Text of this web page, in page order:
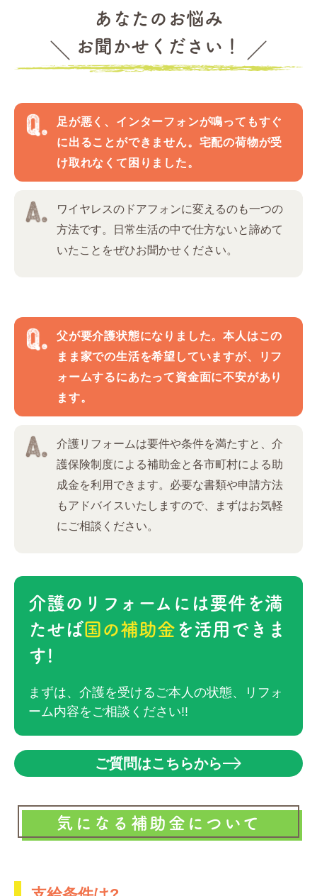
あなたのお悩み
お聞かせください！
足が悪く、インターフォンが鳴ってもすぐ
に出ることができません。宅配の荷物が受
け取れなくて困りました。
ワイヤレスのドアフォンに変えるのも一つの
方法です。日常生活の中で仕方ないと諦めて
いたことをぜひお聞かせください。
父が要介護状態になりました。本人はこの
まま家での生活を希望していますが、リフ
ォームするにあたって資金面に不安があり
ます。
介護リフォームは要件や条件を満たすと、介
護保険制度による補助金と各市町村による助
成金を利用できます。必要な書類や申請方法
もアドバイスいたしますので、まずはお気軽
にご相談ください。
介護のリフォームには要件を満
たせば国の補助金 を活用できま
す!
まずは、介護を受けるご本人の状態、リフォ
ーム内容をご相談ください!!
ご質問はこちらから
気になる補助金について